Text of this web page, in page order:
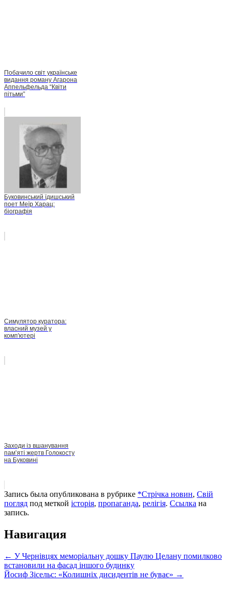
Побачило світ українське
видання роману Агарона
Аппельфельда “Квіти
пітьми”
Буковинський їдишський
поет Меїр Харац:
біографія
Симулятор куратора:
власний музей у
комп'ютері
Заходи із вшанування
пам’яті жертв Голокосту
на Буковині
Запись была опубликована в рубрике *Стрічка новин, Свій
погляд под меткой історія, пропаганда, релігія. Ссылка на
запись.
Навигация
← У Чернівцях меморіальну дошку Паулю Целану помилково
встановили на фасад іншого будинку
Йосиф Зісельс: «Колишніх дисидентів не буває» →